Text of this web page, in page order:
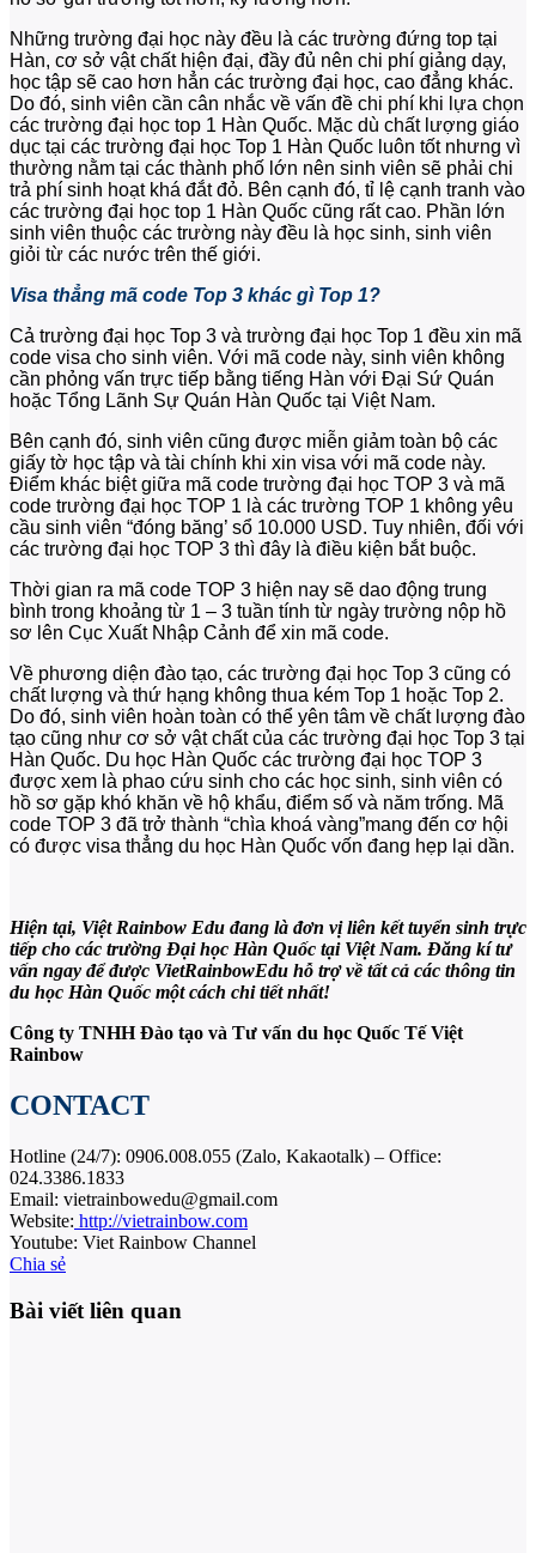
Những trường đại học này đều là các trường đứng top tại
Hàn, cơ sở vật chất hiện đại, đầy đủ nên chi phí giảng dạy,
học tập sẽ cao hơn hẳn các trường đại học, cao đẳng khác.
Do đó, sinh viên cần cân nhắc về vấn đề chi phí khi lựa chọn
các trường đại học top 1 Hàn Quốc. Mặc dù chất lượng giáo
dục tại các trường đại học Top 1 Hàn Quốc luôn tốt nhưng vì
thường nằm tại các thành phố lớn nên sinh viên sẽ phải chi
trả phí sinh hoạt khá đắt đỏ. Bên cạnh đó, tỉ lệ cạnh tranh vào
các trường đại học top 1 Hàn Quốc cũng rất cao. Phần lớn
sinh viên thuộc các trường này đều là học sinh, sinh viên
giỏi từ các nước trên thế giới.
Visa thẳng mã code Top 3 khác gì Top 1?
Cả trường đại học Top 3 và trường đại học Top 1 đều xin mã
code visa cho sinh viên. Với mã code này, sinh viên không
cần phỏng vấn trực tiếp bằng tiếng Hàn với Đại Sứ Quán
hoặc Tổng Lãnh Sự Quán Hàn Quốc tại Việt Nam.
Bên cạnh đó, sinh viên cũng được miễn giảm toàn bộ các
giấy tờ học tập và tài chính khi xin visa với mã code này.
Điểm khác biệt giữa mã code trường đại học TOP 3 và mã
code trường đại học TOP 1 là các trường TOP 1 không yêu
cầu sinh viên “đóng băng’ sổ 10.000 USD. Tuy nhiên, đối với
các trường đại học TOP 3 thì đây là điều kiện bắt buộc.
Thời gian ra mã code TOP 3 hiện nay sẽ dao động trung
bình trong khoảng từ 1 – 3 tuần tính từ ngày trường nộp hồ
sơ lên Cục Xuất Nhập Cảnh để xin mã code.
Về phương diện đào tạo, các trường đại học Top 3 cũng có
chất lượng và thứ hạng không thua kém Top 1 hoặc Top 2.
Do đó, sinh viên hoàn toàn có thể yên tâm về chất lượng đào
tạo cũng như cơ sở vật chất của các trường đại học Top 3 tại
Hàn Quốc. Du học Hàn Quốc các trường đại học TOP 3
được xem là phao cứu sinh cho các học sinh, sinh viên có
hồ sơ gặp khó khăn về hộ khẩu, điểm số và năm trống. Mã
code TOP 3 đã trở thành “chìa khoá vàng”mang đến cơ hội
có được visa thẳng du học Hàn Quốc vốn đang hẹp lại dần.
Hiện tại, Việt Rainbow Edu đang là đơn vị liên kết tuyển sinh trực
tiếp cho các trường Đại học Hàn Quốc tại Việt Nam. Đăng kí tư
vấn ngay để được VietRainbowEdu hỗ trợ về tất cả các thông tin
du học Hàn Quốc một cách chi tiết nhất!
Công ty TNHH Đào tạo và Tư vấn du học Quốc Tế Việt
Rainbow
CONTACT
Hotline (24/7): 0906.008.055 (Zalo, Kakaotalk) – Office:
024.3386.1833
Email: vietrainbowedu@gmail.com
Website: http://vietrainbow.com
Youtube: Viet Rainbow Channel
Chia sẻ
Bài viết liên quan